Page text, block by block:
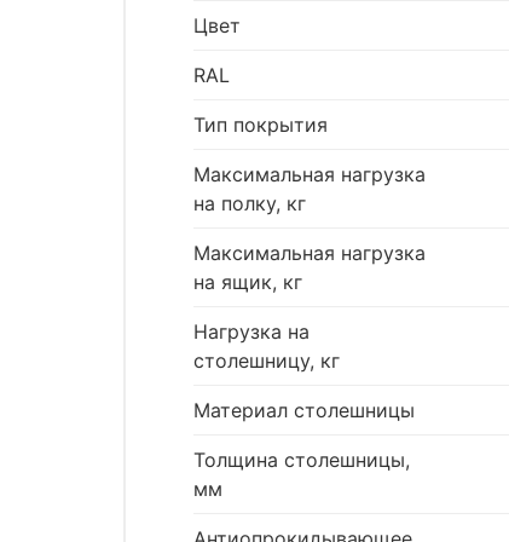
Цвет
RAL
Тип покрытия
Максимальная нагрузка
на полку, кг
Максимальная нагрузка
на ящик, кг
Нагрузка на
столешницу, кг
Материал столешницы
Толщина столешницы,
мм